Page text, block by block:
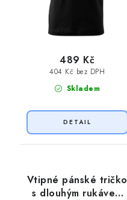
Skladem
404 Kč bez DPH
489 Kč
Vtipné pánské tričko
s dlouhým rukávem